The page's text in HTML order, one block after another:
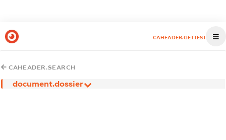
CAHEADER.GETTEST
CAHEADER.SEARCH
document.dossier